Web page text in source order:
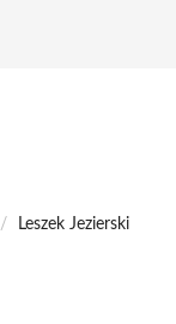
/ Leszek Jezierski